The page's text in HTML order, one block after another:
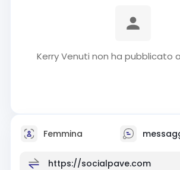
Kerry Venuti non ha pubblicato
Femmina
https://socialpave.com